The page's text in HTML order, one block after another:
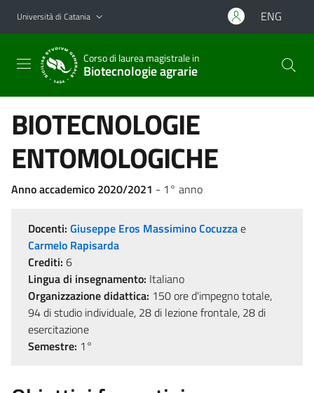
Vai al contenuto principale
Vai al menu di navigazione
Università di Catania ENG
Corso di laurea magistrale in
Biotecnologie agrarie
BIOTECNOLOGIE
ENTOMOLOGICHE
Anno accademico 2020/2021 - 1° anno
Docenti: Giuseppe Eros Massimino Cocuzzae
Carmelo Rapisarda
Crediti: 6
Lingua di insegnamento: Italiano
Organizzazione didattica: 150 ore d'impegno totale,
94 di studio individuale, 28 di lezione frontale, 28 di
esercitazione
Semestre: 1°